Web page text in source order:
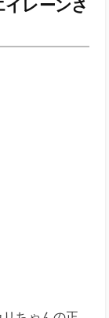
レーンさ